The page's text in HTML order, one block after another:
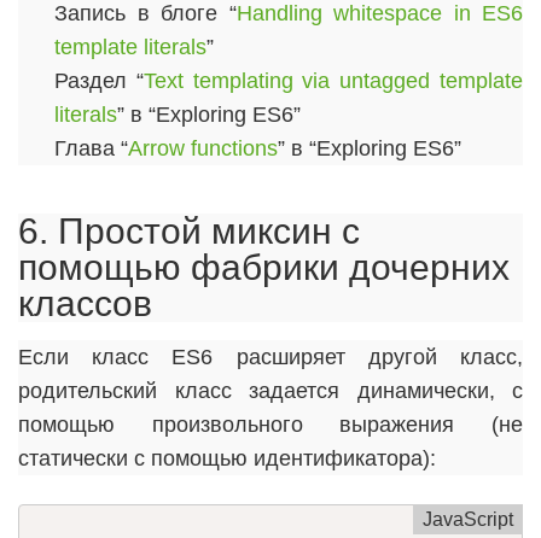
Запись в блоге “Handling whitespace in ES6
template literals”
Раздел “Text templating via untagged template
literals” в “Exploring ES6”
Глава “Arrow functions” в “Exploring ES6”
6. Простой миксин с
помощью фабрики дочерних
классов
Если класс ES6 расширяет другой класс,
родительский класс задается динамически, с
помощью произвольного выражения (не
статически с помощью идентификатора):
JavaScript